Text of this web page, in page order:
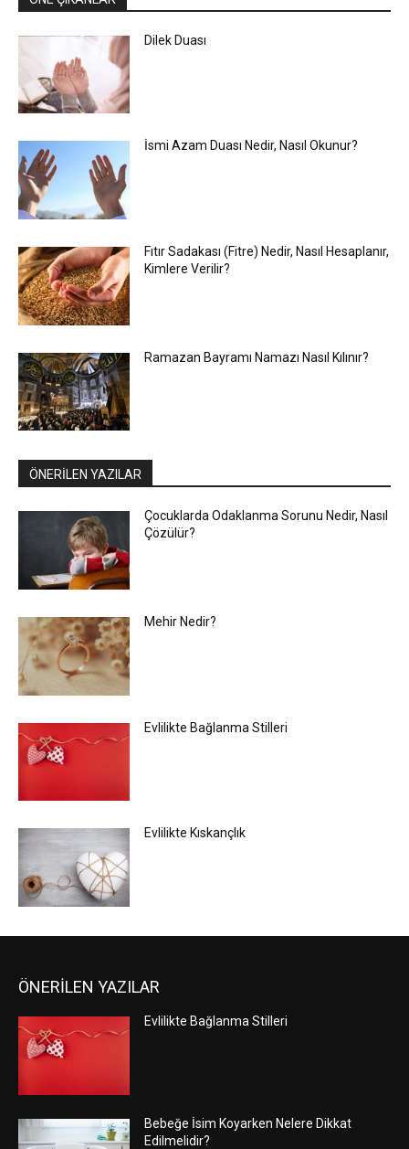
Dilek Duası
İsmi Azam Duası Nedir, Nasıl Okunur?
Fıtır Sadakası (Fitre) Nedir, Nasıl Hesaplanır,
Kimlere Verilir?
Ramazan Bayramı Namazı Nasıl Kılınır?
ÖNERİLEN YAZILAR
Çocuklarda Odaklanma Sorunu Nedir, Nasıl
Çözülür?
Mehir Nedir?
Evlilikte Bağlanma Stilleri
Evlilikte Kıskançlık
ÖNERİLEN YAZILAR
Evlilikte Bağlanma Stilleri
Bebeğe İsim Koyarken Nelere Dikkat
Edilmelidir?